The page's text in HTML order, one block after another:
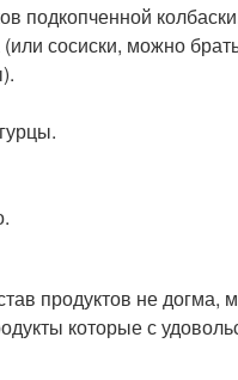
подкопченной
сосиски, можно
продуктов не догма,
которые с